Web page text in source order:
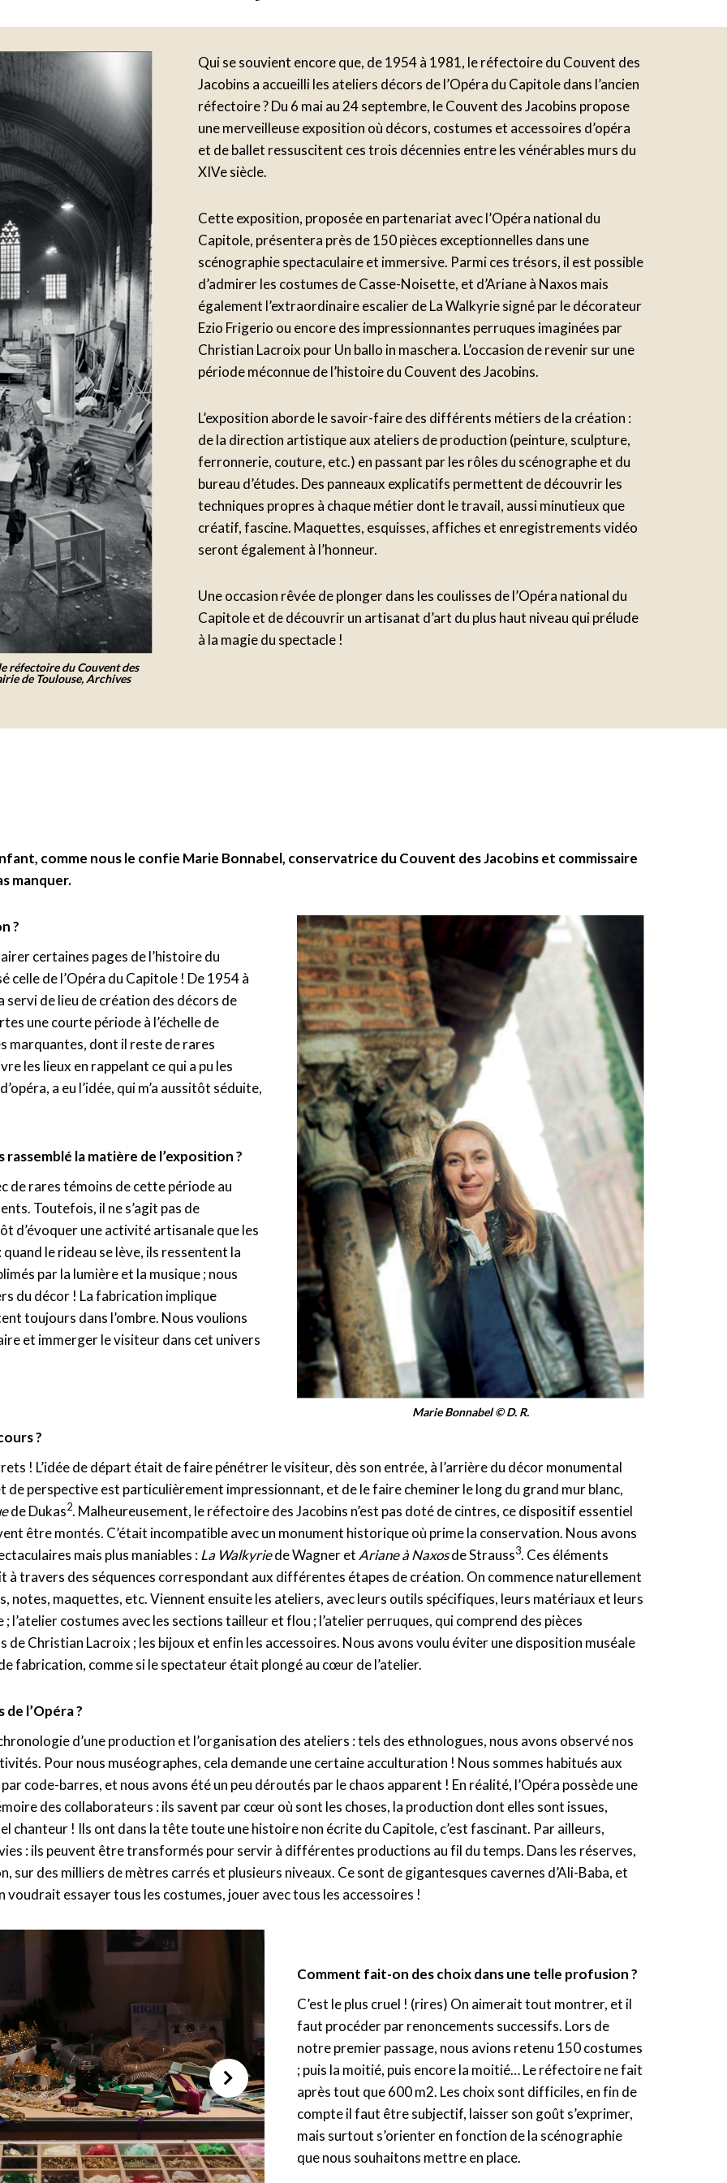
réfectoire du Couvent des
de Toulouse, Archives
Qui se souvient encore que, de 1954 à 1981, le réfectoire du Couvent des
Jacobins a accueilli les ateliers décors de l’Opéra du Capitole dans l’ancien
réfectoire ? Du 6 mai au 24 septembre, le Couvent des Jacobins propose
une merveilleuse exposition où décors, costumes et accessoires d’opéra
et de ballet ressuscitent ces trois décennies entre les vénérables murs du
XIVe siècle.
Cette exposition, proposée en partenariat avec l’Opéra national du
Capitole, présentera près de 150 pièces exceptionnelles dans une
scénographie spectaculaire et immersive. Parmi ces trésors, il est possible
d’admirer les costumes de Casse-Noisette, et d’Ariane à Naxos mais
également l’extraordinaire escalier de La Walkyrie signé par le décorateur
Ezio Frigerio ou encore des impressionnantes perruques imaginées par
Christian Lacroix pour Un ballo in maschera. L’occasion de revenir sur une
période méconnue de l’histoire du Couvent des Jacobins.
L’exposition aborde le savoir-faire des différents métiers de la création :
de la direction artistique aux ateliers de production (peinture, sculpture,
ferronnerie, couture, etc.) en passant par les rôles du scénographe et du
bureau d’études. Des panneaux explicatifs permettent de découvrir les
techniques propres à chaque métier dont le travail, aussi minutieux que
créatif, fascine. Maquettes, esquisses, affiches et enregistrements vidéo
seront également à l’honneur.
Une occasion rêvée de plonger dans les coulisses de l’Opéra national du
Capitole et de découvrir un artisanat d’art du plus haut niveau qui prélude
à la magie du spectacle !
comme nous le confie Marie Bonnabel, conservatrice du Couvent des Jacobins et commissaire
manquer.
?
certaines pages de l’histoire du
de l’Opéra du Capitole ! De 1954 à
de lieu de création des décors de
une courte période à l’échelle de
marquantes, dont il reste de rares
les lieux en rappelant ce qui a pu les
a eu l’idée, qui m’a aussitôt séduite,
la matière de l’exposition ?
de rares témoins de cette période au
Toutefois, il ne s’agit pas de
d’évoquer une activité artisanale que les
le rideau se lève, ils ressentent la
par la lumière et la musique ; nous
du décor ! La fabrication implique
toujours dans l’ombre. Nous voulions
et immerger le visiteur dans cet univers
Marie Bonnabel © D. R.
?
! L’idée de départ était de faire pénétrer le visiteur, dès son entrée, à l’arrière du décor monumental
de perspective est particulièrement impressionnant, et de le faire cheminer le long du grand mur blanc,
de Dukas2. Malheureusement, le réfectoire des Jacobins n’est pas doté de cintres, ce dispositif essentiel
être montés. C’était incompatible avec un monument historique où prime la conservation. Nous avons
mais plus maniables :La Walkyriede Wagner et Ariane à Naxosde Strauss3. Ces éléments
à travers des séquences correspondant aux différentes étapes de création. On commence naturellement
notes, maquettes, etc. Viennent ensuite les ateliers, avec leurs outils spécifiques, leurs matériaux et leurs
l’atelier costumes avec les sections tailleur et flou ; l’atelier perruques, qui comprend des pièces
Christian Lacroix ; les bijoux et enfin les accessoires. Nous avons voulu éviter une disposition muséale
fabrication, comme si le spectateur était plongé au cœur de l’atelier.
l’Opéra ?
d’une production et l’organisation des ateliers : tels des ethnologues, nous avons observé nos
Pour nous muséographes, cela demande une certaine acculturation ! Nous sommes habitués aux
code-barres, et nous avons été un peu déroutés par le chaos apparent ! En réalité, l’Opéra possède une
des collaborateurs : ils savent par cœur où sont les choses, la production dont elles sont issues,
chanteur ! Ils ont dans la tête toute une histoire non écrite du Capitole, c’est fascinant. Par ailleurs,
: ils peuvent être transformés pour servir à différentes productions au fil du temps. Dans les réserves,
sur des milliers de mètres carrés et plusieurs niveaux. Ce sont de gigantesques cavernes d’Ali-Baba, et
voudrait essayer tous les costumes, jouer avec tous les accessoires !
Comment fait-on des choix dans une telle profusion ?
C’est le plus cruel ! (rires) On aimerait tout montrer, et il
faut procéder par renoncements successifs. Lors de
notre premier passage, nous avions retenu 150 costumes
; puis la moitié, puis encore la moitié… Le réfectoire ne fait
après tout que 600 m2. Les choix sont difficiles, en fin de
compte il faut être subjectif, laisser son goût s’exprimer,
mais surtout s’orienter en fonction de la scénographie
que nous souhaitons mettre en place.